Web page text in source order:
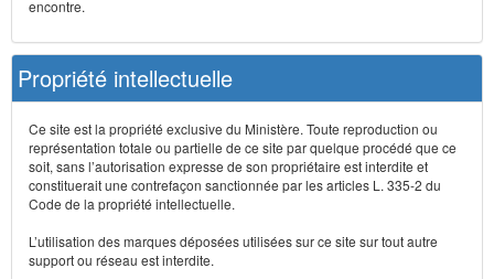
encontre.
Propriété intellectuelle
Ce site est la propriété exclusive du Ministère. Toute reproduction ou
représentation totale ou partielle de ce site par quelque procédé que ce
soit, sans l’autorisation expresse de son propriétaire est interdite et
constituerait une contrefaçon sanctionnée par les articles L. 335-2 du
Code de la propriété intellectuelle.
L’utilisation des marques déposées utilisées sur ce site sur tout autre
support ou réseau est interdite.